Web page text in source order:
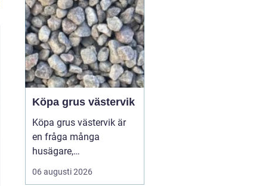
Köpa grus västervik
Köpa grus västervik är
en fråga många
husägare,
markentreprenörer och
fritidshusägare i
06 augusti 2026